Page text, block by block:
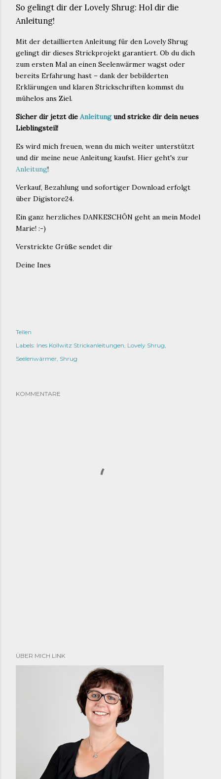
So gelingt dir der Lovely Shrug: Hol dir die
Anleitung!
Mit der detaillierten Anleitung für den Lovely Shrug
gelingt dir dieses Strickprojekt garantiert. Ob du dich
zum ersten Mal an einen Seelenwärmer wagst oder
bereits Erfahrung hast – dank der bebilderten
Erklärungen und klaren Strickschriften kommst du
mühelos ans Ziel.
Sicher dir jetzt die Anleitungund stricke dir dein neues
Lieblingsteil!
Es wird mich freuen, wenn du mich weiter unterstützt
und dir meine neue Anleitung kaufst. Hier geht's zur
Anleitung!
Verkauf, Bezahlung und sofortiger Download erfolgt
über Digistore24.
Ein ganz herzliches DANKESCHÖN geht an mein Model
Marie! :-)
Verstrickte Grüße sendet dir
Deine Ines
Teilen
Labels: Ines Kollwitz Strickanleitungen Lovely Shrug
Seelenwärmer Shrug
KOMMENTARE
ÜBER MICH LINK